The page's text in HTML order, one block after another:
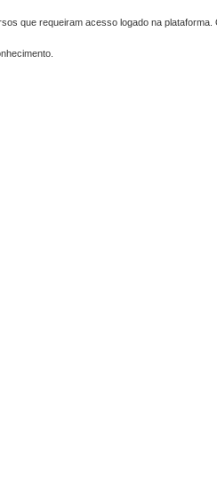
que requeiram acesso logado na plataforma.